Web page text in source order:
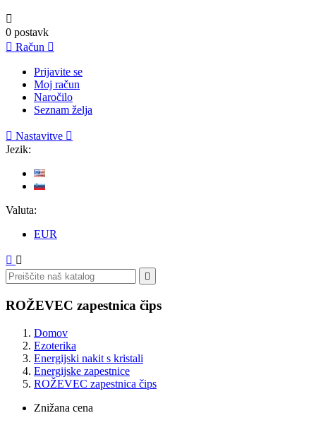

0 postavk
 Račun 
Prijavite se
Moj račun
Naročilo
Seznam želja
 Nastavitve 
Jezik:
Valuta:
EUR
 

ROŽEVEC zapestnica čips
Domov
Ezoterika
Energijski nakit s kristali
Energijske zapestnice
ROŽEVEC zapestnica čips
Znižana cena